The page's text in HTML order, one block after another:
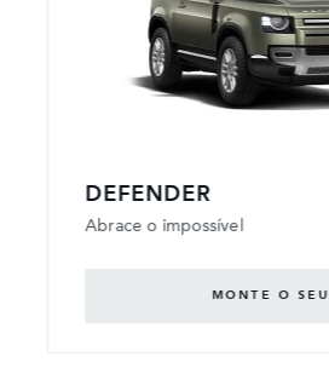
DEFENDER
Abrace o impossível
MONTE O SEU